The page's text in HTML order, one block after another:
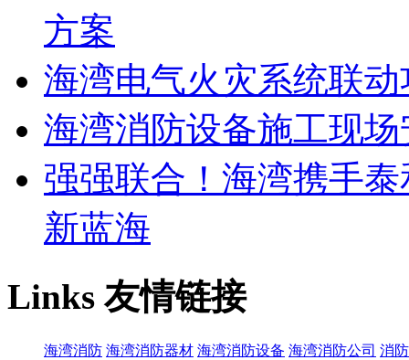
方案
海湾电气火灾系统联
海湾消防设备施工现
强强联合！海湾携手
新蓝海
Links友情链接
海湾消防 海湾消防器材 海湾消防设备 海湾消防公司 消